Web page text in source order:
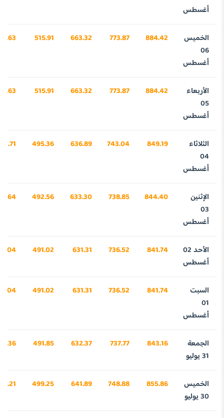
أغسطس
الخميس
06
أغسطس
884.42
773.87
663.32
515.91
الأربعاء
05
أغسطس
884.42
773.87
663.32
515.91
الثلاثاء
04
أغسطس
849.19
743.04
636.89
495.36
الإثنين
03
أغسطس
844.40
738.85
633.30
492.56
الأحد 02
أغسطس
841.74
736.52
631.31
491.02
السبت
01
أغسطس
841.74
736.52
631.31
491.02
الجمعة
31 يوليو
843.16
737.77
632.37
491.85
الخميس
30 يوليو
855.86
748.88
641.89
499.25